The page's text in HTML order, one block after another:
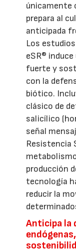
únicamente
prepara al
anticipada
Los
eSR®
fuerte y
con la
biótico.
clásico de
salicílico
señal
Resistencia
producción
tecnología
reducir la
Anticipa la